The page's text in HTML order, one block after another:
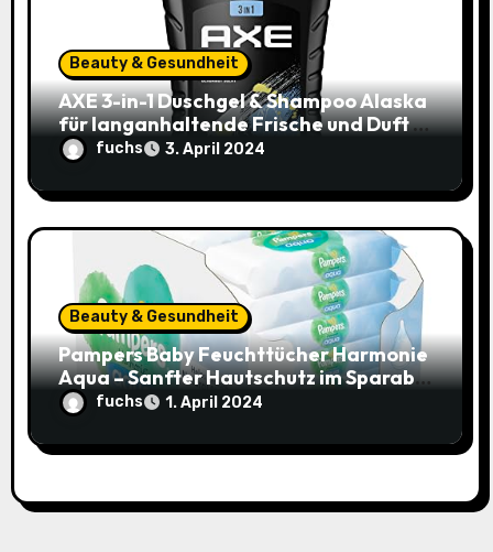
Beauty & Gesundheit
AXE 3-in-1 Duschgel & Shampoo Alaska
für langanhaltende Frische und Duft –
Sparangebot nur 1,79€ statt 2,65€
fuchs 3. April 2024
Beauty & Gesundheit
Pampers Baby Feuchttücher Harmonie
Aqua – Sanfter Hautschutz im Sparabo
für nur 25,44€ (15% Rabatt)
fuchs 1. April 2024